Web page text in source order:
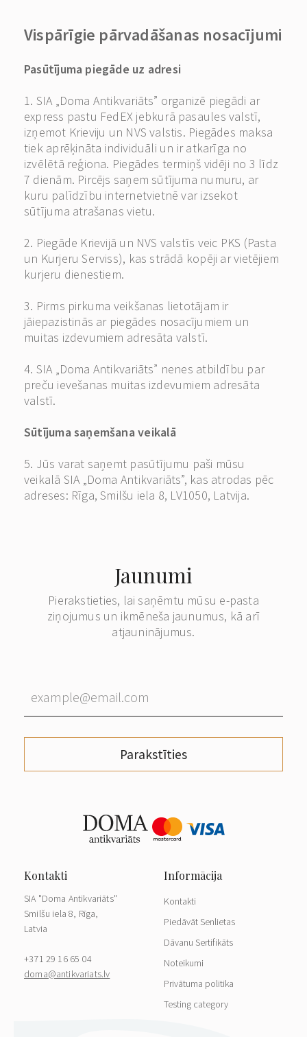
Vispārīgie pārvadāšanas nosacījumi
Pasūtījuma piegāde uz adresi
1. SIA „Doma Antikvariāts” organizē piegādi ar
express pastu FedEX jebkurā pasaules valstī,
izņemot Krieviju un NVS valstis. Piegādes maksa
tiek aprēķināta individuāli un ir atkarīga no
izvēlētā reģiona. Piegādes termiņš vidēji no 3 līdz
7 dienām. Pircējs saņem sūtījuma numuru, ar
kuru palīdzību internetvietnē var izsekot
sūtījuma atrašanas vietu.
2. Piegāde Krievijā un NVS valstīs veic PKS (Pasta
un Kurjeru Serviss), kas strādā kopēji ar vietējiem
kurjeru dienestiem.
3. Pirms pirkuma veikšanas lietotājam ir
jāiepazistinās ar piegādes nosacījumiem un
muitas izdevumiem adresāta valstī.
4. SIA „Doma Antikvariāts” nenes atbildību par
preču ievešanas muitas izdevumiem adresāta
valstī.
Sūtījuma saņemšana veikalā
5. Jūs varat saņemt pasūtījumu paši mūsu
veikalā SIA „Doma Antikvariāts”, kas atrodas pēc
adreses: Rīga, Smilšu iela 8, LV1050, Latvija.
Jaunumi
Pierakstieties, lai saņēmtu mūsu e-pasta
ziņojumus un ikmēneša jaunumus, kā arī
atjauninājumus.
Parakstīties
SIA "Doma Antikvariāts"
Smilšu iela 8, Rīga,
Latvia
+371 29 16 65 04
doma@antikvariats.lv
Kontakti
Piedāvāt Senlietas
Dāvanu Sertifikāts
Noteikumi
Privātuma politika
Testing category